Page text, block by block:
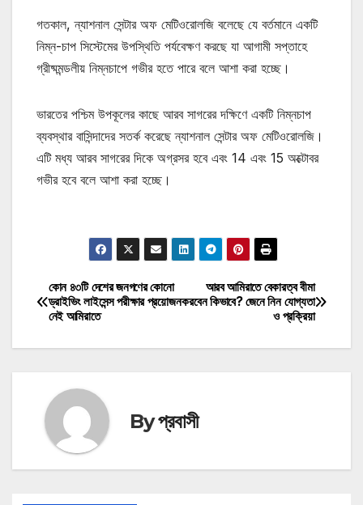
গতকাল, ন্যাশনাল সেন্টার অফ মেটিওরোলজি বলেছে যে বর্তমানে একটি
নিম্ন-চাপ সিস্টেমের উপস্থিতি পর্যবেক্ষণ করছে যা আগামী সপ্তাহে
গ্রীষ্মমন্ডলীয় নিম্নচাপে গভীর হতে পারে বলে আশা করা হচ্ছে।
ভারতের পশ্চিম উপকূলের কাছে আরব সাগরের দক্ষিণে একটি নিম্নচাপ
ব্যবস্থার বাসিন্দাদের সতর্ক করেছে ন্যাশনাল সেন্টার অফ মেটিওরোলজি।
এটি মধ্য আরব সাগরের দিকে অগ্রসর হবে এবং 14 এবং 15 অক্টোবর
গভীর হবে বলে আশা করা হচ্ছে।
Post
navigation
আরব আমিরাতে বেকারত্ব বীমা
করবেন কিভাবে? জেনে নিন যোগ্যতা
ও প্রক্রিয়া
কোন ৪৩টি দেশের জনগণের কোনো
ড্রাইভিং লাইসেন্স পরীক্ষার প্রয়োজন
নেই আমিরাতে
Byপ্রবাসী